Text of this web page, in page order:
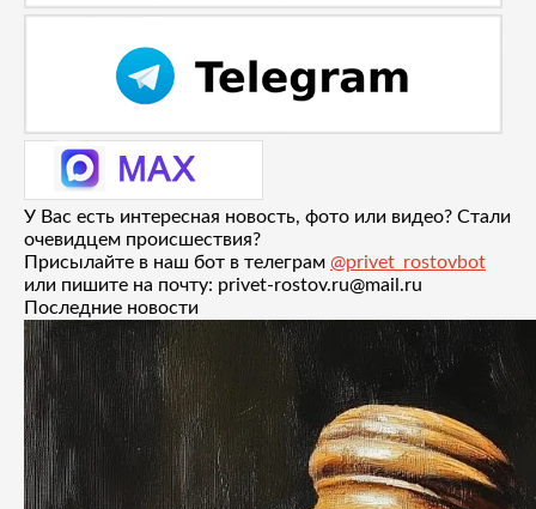
У Вас есть интересная новость, фото или видео? Стали
очевидцем происшествия?
Присылайте в наш бот в телеграм @privet_rostovbot
или пишите на почту: privet-rostov.ru@mail.ru
Последние новости